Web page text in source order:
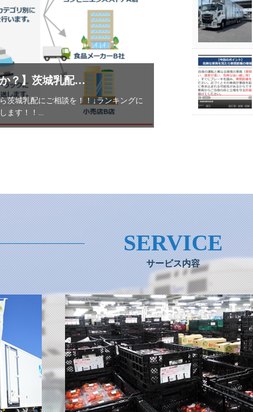
か？】茨城乳配…
茨城乳配にご相談を！！↓ランキングに
ます！！...
SERVICE
サービス内容